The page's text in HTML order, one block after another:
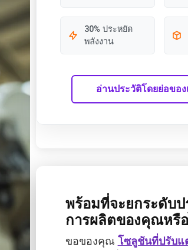
30% ประหยัด
พลังงาน
อ่านประวัติโดยย่อของ
พร้อมที่จะยกระดับ
การผลิตของคุณหรื
ขอของคุณ โซลูชันที่ปรับแ